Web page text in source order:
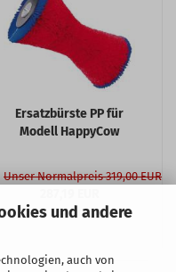
und andere
auch von
Ersatzbürste PP für
Modell HappyCow
Unser Normalpreis 319,00 EUR
287,19 EUR pro Stück